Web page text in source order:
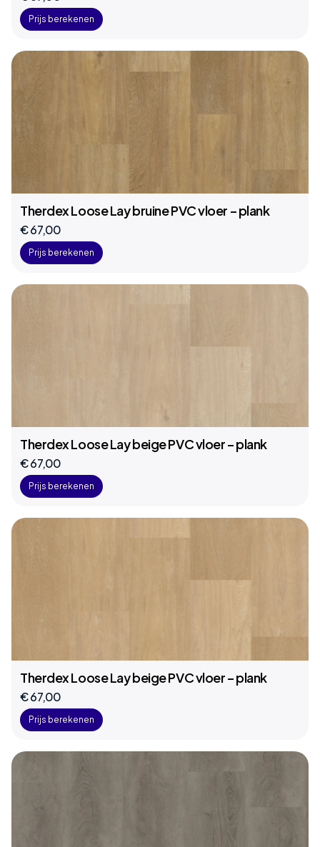
Prijs berekenen
Therdex Loose Lay bruine PVC vloer – plank
€ 67,00
Prijs berekenen
Therdex Loose Lay beige PVC vloer – plank
€ 67,00
Prijs berekenen
Therdex Loose Lay beige PVC vloer – plank
€ 67,00
Prijs berekenen